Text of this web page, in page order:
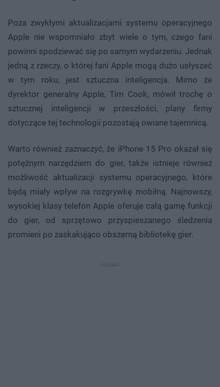
Poza zwykłymi aktualizacjami systemu operacyjnego
Apple nie wspomniało zbyt wiele o tym, czego fani
powinni spodziewać się po samym wydarzeniu. Jednak
jedną z rzeczy, o której fani Apple mogą dużo usłyszeć
w tym roku, jest sztuczna inteligencja. Mimo że
dyrektor generalny Apple, Tim Cook, mówił trochę o
sztucznej inteligencji w przeszłości, plany firmy
dotyczące tej technologii pozostają owiane tajemnicą.
Warto również zaznaczyć, że iPhone 15 Pro okazał się
potężnym narzędziem do gier, także istnieje również
możliwość aktualizacji systemu operacyjnego, które
będą miały wpływ na rozgrywkę mobilną. Najnowszy,
wysokiej klasy telefon Apple oferuje całą gamę funkcji
do gier, od sprzętowo przyspieszanego śledzenia
promieni po zaskakująco obszerną bibliotekę gier.